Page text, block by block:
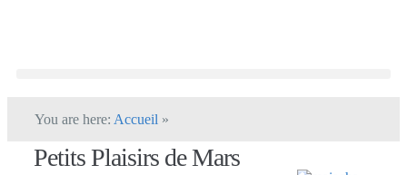
You are here: Accueil »
Petits Plaisirs de Mars